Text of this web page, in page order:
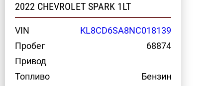
2022 CHEVROLET SPARK 1LT
VIN
KL8CD6SA8NC018139
Пробег
68874
Привод
Топливо
Бензин